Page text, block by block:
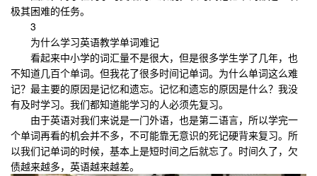
极其困难的任务。
3
为什么学习英语教学单词难记
看起来中小学的词汇量不是很大，但是很多学生学了几年，也
不知道几百个单词。但我花了很多时间记单词。为什么单词这么难
记？最主要的原因是记忆和遗忘。记忆和遗忘的原因是什么？我没
有及时学习。我们都知道能学习的人必须先复习。
由于英语对我们来说是一门外语，也是第二语言，所以学完一
个单词再看的机会并不多，不可能靠无意识的死记硬背来复习。所
以我们记单词的时候，基本上是短时间之后就忘了。时间久了，欠
债越来越多，英语越来越差。